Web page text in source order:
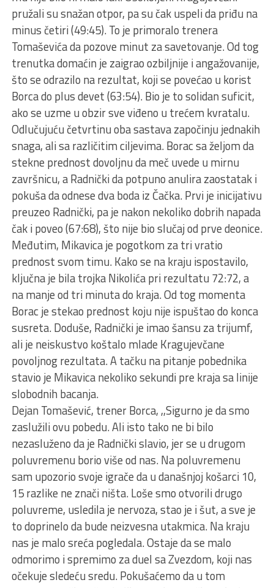
pružali su snažan otpor, pa su čak uspeli da priđu na
minus četiri (49:45). To je primoralo trenera
Tomaševića da pozove minut za savetovanje. Od tog
trenutka domaćin je zaigrao ozbiljnije i angažovanije,
što se odrazilo na rezultat, koji se povećao u korist
Borca do plus devet (63:54). Bio je to solidan suficit,
ako se uzme u obzir sve viđeno u trećem kvratalu.
Odlučujuću četvrtinu oba sastava započinju jednakih
snaga, ali sa različitim ciljevima. Borac sa željom da
stekne prednost dovoljnu da meč uvede u mirnu
završnicu, a Radnički da potpuno anulira zaostatak i
pokuša da odnese dva boda iz Čačka. Prvi je inicijativu
preuzeo Radnički, pa je nakon nekoliko dobrih napada
čak i poveo (67:68), što nije bio slučaj od prve deonice.
Međutim, Mikavica je pogotkom za tri vratio
prednost svom timu. Kako se na kraju ispostavilo,
ključna je bila trojka Nikolića pri rezultatu 72:72, a
na manje od tri minuta do kraja. Od tog momenta
Borac je stekao prednost koju nije ispuštao do konca
susreta. Doduše, Radnički je imao šansu za trijumf,
ali je neiskustvo koštalo mlade Kragujevčane
povoljnog rezultata. A tačku na pitanje pobednika
stavio je Mikavica nekoliko sekundi pre kraja sa linije
slobodnih bacanja.
Dejan Tomašević, trener Borca, ,,Sigurno je da smo
zaslužili ovu pobedu. Ali isto tako ne bi bilo
nezasluženo da je Radnički slavio, jer se u drugom
poluvremenu borio više od nas. Na poluvremenu
sam upozorio svoje igrače da u današnjoj košarci 10,
15 razlike ne znači ništa. Loše smo otvorili drugo
poluvreme, usledila je nervoza, stao je i šut, a sve je
to doprinelo da bude neizvesna utakmica. Na kraju
nas je malo sreća pogledala. Ostaje da se malo
odmorimo i spremimo za duel sa Zvezdom, koji nas
očekuje sledeću sredu. Pokušaćemo da u tom